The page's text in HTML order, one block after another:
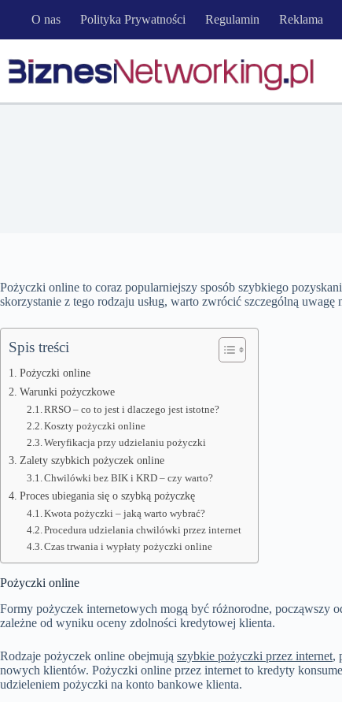
O nas Polityka Prywatności Regulamin Reklama
Pożyczki online to coraz popularniejszy sposób szybkiego
skorzystanie z tego rodzaju usług, warto zwrócić szczególną
Spis treści
Pożyczki online
Warunki pożyczkowe
RRSO – co to jest i dlaczego jest istotne?
Koszty pożyczki online
Weryfikacja przy udzielaniu pożyczki
Zalety szybkich pożyczek online
Chwilówki bez BIK i KRD – czy warto?
Proces ubiegania się o szybką pożyczkę
Kwota pożyczki – jaką warto wybrać?
Procedura udzielania chwilówki przez internet
Czas trwania i wypłaty pożyczki online
Pożyczki online
Formy pożyczek internetowych mogą być różnorodne, począwszy
zależne od wyniku oceny zdolności kredytowej klienta.
Rodzaje pożyczek online obejmują szybkie pożyczki przez internet,
nowych klientów. Pożyczki online przez internet to kredyty
udzieleniem pożyczki na konto bankowe klienta.